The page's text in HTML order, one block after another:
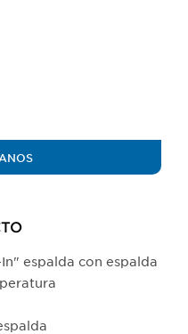
espalda con espalda